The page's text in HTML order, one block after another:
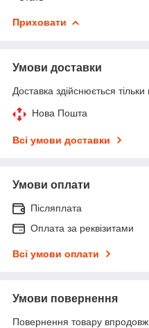
Приховати
Умови доставки
Доставка здійснюється
Нова Пошта
Всі умови доставки
Умови оплати
Післяплата
Оплата за реквізитами
Всі умови оплати
Умови повернення
Повернення товару